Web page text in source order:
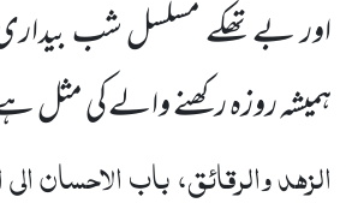
اور بے تھکے مسلسل شب
ہمیشہ روزہ رکھنے والے کی مثل
الزہد والرقائق، باب الاحسان